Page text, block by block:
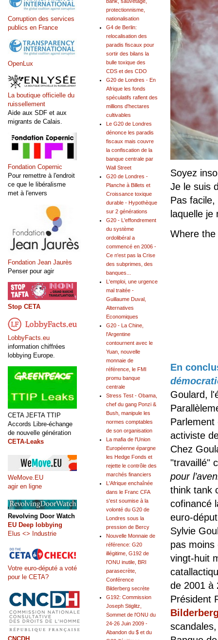
Soyez
Je le suis
Pas
laquelle je
Where the
En
Goulard,
Parlement
activiste
Chez
"travaillé"
pour
think tank
cofinancé
euro-
Sylvie
pas moins
vingt-huit
de 2001 à
Président
protectionnisme,
nationalisation
G4 de Berlin:
relocalisation des
paradis fiscaux pour
sortir des bilans la
bulle toxique des
CDS et des CDO
G20 de Londres - En
Afrique les fonds
spéculatifs raflent des
millions d'hectares
cultivables
Le G20 de Londres
dénonce les paradis
fiscaux mais couvre
la confiscation de la
banque centrale par
Wall Street
G20 de Londres -
Planche à Billets et
Croissance toxique
durable - Hypothèque
sur 2 générations
G20 - L'effondrement
du système
ordolibéral a
commencé en 2006 -
Ce n'est pas la Crise
des subprimes, des
banques...
L'emploi, une urgence
mal traitée -
Guillaume Duval,
Alternatives
Economiques
G20 - La Chine,
l'Argentine
contournent avec le
Yuan, nouvelle
monnaie de
référence, le FMI
promu banque
centrale
Stress Test - Obama,
chef du gang Ponzi &
Bush, manipule les
normes comptables
de son organisation
La mafia de l'Union
Européenne épargne
les Hedge Fonds et
rejette le contrôle des
marchés financiers
L'Afrique enchaînée
dans le Franc CFA
s'est soumise à la
volonté du G20 de
Londres sous la
pression de Bercy
Nouvelle Monnaie de
référence: G20
illégitime, G192 de
l'ONU inutile, BRI
parasecrète,
Conférence
Bilderberg secrète
G192: Commission
Joseph Stiglitz,
Sommet de l'ONU du
24-26 Juin 2009 -
Abandon du $ et du
Corruption des services
publics en France
OpenLux
La boutique officielle du
ruissellement
Aide aux SDF et aux
migrants de Calais.
Fondation Copernic
Pour remettre à l'endroit
ce que le libéralisme
met à l'envers
Fondation Jean Jaurès
Penser pour agir
Stop CETA
LobbyFacts.eu
information chiffrées
lobbying Europe.
CETA JEFTA TTIP
Accords Libre-échange
de nouvelle génération
CETA-Leaks
WeMove.EU
agir en ligne
Revolving Door Watch
EU Deep lobbying
Elus <> Industrie
Votre euro-député a voté
pour le CETA?